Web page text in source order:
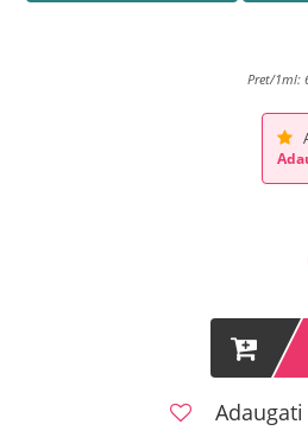
Pret/1ml: